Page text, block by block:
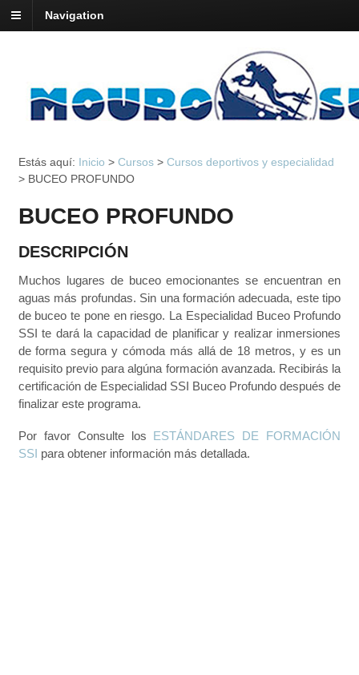
Navigation
Estás aquí: Inicio > Cursos > Cursos deportivos y especialidad
> BUCEO PROFUNDO
BUCEO PROFUNDO
DESCRIPCIÓN
Muchos lugares de buceo emocionantes se encuentran en
aguas más profundas. Sin una formación adecuada, este tipo
de buceo te pone en riesgo. La Especialidad Buceo Profundo
SSI te dará la capacidad de planificar y realizar inmersiones
de forma segura y cómoda más allá de 18 metros, y es un
requisito previo para algúna formación avanzada. Recibirás la
certificación de Especialidad SSI Buceo Profundo después de
finalizar este programa.
Por favor Consulte los ESTÁNDARES DE FORMACIÓN
SSI para obtener información más detallada.